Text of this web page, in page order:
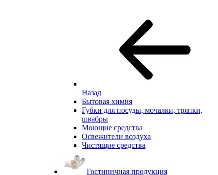
Назад
Бытовая химия
Губки для посуды, мочалки, тряпки,
швабры
Моющие средства
Освежители воздуха
Чистящие средства
Гостиничная продукция